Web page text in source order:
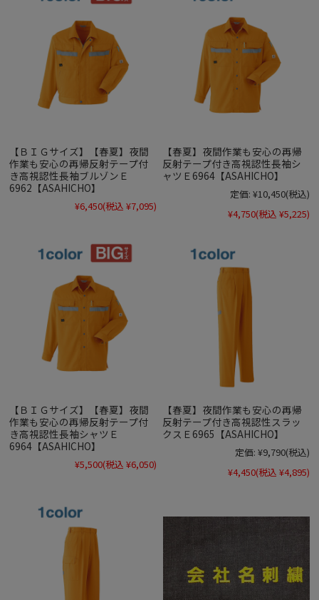
【ＢＩＧサイズ】【春夏】夜間
作業も安心の再帰反射テープ付
き高視認性長袖ブルゾンＥ
6962【ASAHICHO】
¥6,450(税込 ¥7,095)
【春夏】夜間作業も安心の再帰
反射テープ付き高視認性長袖シ
ャツＥ6964【ASAHICHO】
定価: ¥10,450(税込)
¥4,750(税込 ¥5,225)
【ＢＩＧサイズ】【春夏】夜間
作業も安心の再帰反射テープ付
き高視認性長袖シャツＥ
6964【ASAHICHO】
¥5,500(税込 ¥6,050)
【春夏】夜間作業も安心の再帰
反射テープ付き高視認性スラッ
クスＥ6965【ASAHICHO】
定価: ¥9,790(税込)
¥4,450(税込 ¥4,895)